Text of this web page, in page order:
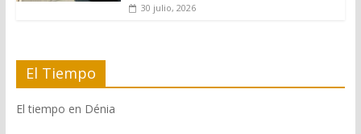
30 julio, 2026
El Tiempo
El tiempo en Dénia